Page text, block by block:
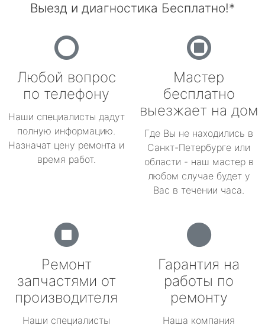
Выезд и диагностика Бесплатно!*
Любой вопрос
по телефону
Наши специалисты дадут
полную информацию.
Назначат цену ремонта и
время работ.
Мастер
бесплатно
выезжает на дом
Где Вы не находились в
Санкт-Петербурге или
области - наш мастер в
любом случае будет у
Вас в течении часа.
Ремонт
запчастями от
производителя
Наши специалисты
Гарантия на
работы по
ремонту
Наша компания